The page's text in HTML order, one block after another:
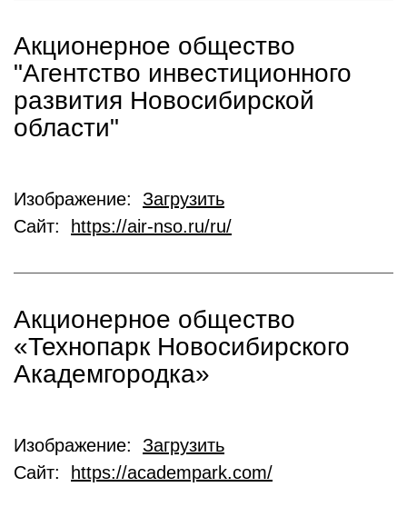
Акционерное общество
"Агентство инвестиционного
развития Новосибирской
области"
Изображение: Загрузить
Сайт:
https://air-nso.ru/ru/
Акционерное общество
«Технопарк Новосибирского
Академгородка»
Изображение: Загрузить
Сайт:
https://academpark.com/